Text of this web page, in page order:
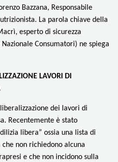
Bazzana, Responsabile
La parola chiave della
esperto di sicurezza
Consumatori) ne spiega
LAVORI DI
dei lavori di
Recentemente è stato
libera” ossia una lista di
non richiedono alcuna
e che non incidono sulla